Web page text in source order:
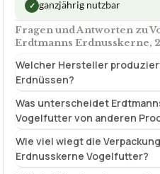
Was unterscheidet
Vogelfutter von anderen
Wie viel wiegt die
Erdnusskerne Vogelfutter?
Welche Vögel werden vom
Erdtmanns angelockt?
Sind Erdnüsse ausreichend
sollten noch andere
werden?